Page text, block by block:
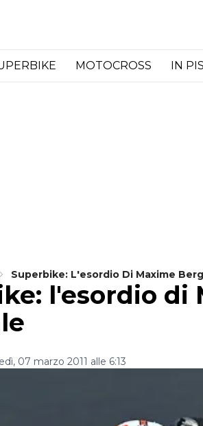
MOTOCROSS IN
Superbike: L'esordio Di Maxime
l'esordio di
07 marzo 2011 alle 6:13